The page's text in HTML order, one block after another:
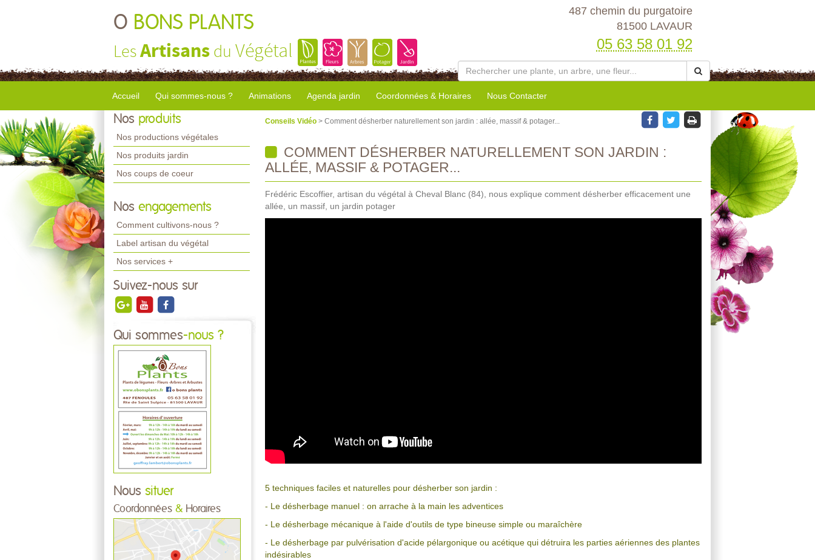
O BONS PLANTS
LesArtisans du Végétal
487 chemin du purgatoire
81500 LAVAUR
05 63 58 01 92
Accueil Qui sommes-nous ? Animations Agenda jardin Coordonnées & Horaires Nous Contacter
Nos produits
Nos productions végétales
Nos produits jardin
Nos coups de coeur
Nos engagements
Comment cultivons-nous ?
Label artisan du végétal
Nos services +
Suivez-nous sur
Qui sommes-nous ?
Nous situer
Coordonnées & Horaires
Conseils Vidéo > Comment désherber naturellement son jardin : allée, massif & potager...
COMMENT DÉSHERBER NATURELLEMENT SON JARDIN :
ALLÉE, MASSIF & POTAGER...
Frédéric Escoffier, artisan du végétal à Cheval Blanc (84), nous explique comment désherber efficacement une
allée, un massif, un jardin potager
5 techniques faciles et naturelles pour désherber son jardin :
- Le désherbage manuel : on arrache à la main les adventices
- Le désherbage mécanique à l'aide d'outils de type bineuse simple ou maraîchère
- Le désherbage par pulvérisation d'acide pélargonique ou acétique qui détruira les parties aériennes des plantes
indésirables